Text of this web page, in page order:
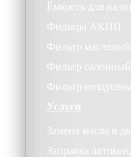
Ёмкость для
Фильтра АКПП
Фильтр масляный
Фильтр салонный
Фильтр
Услуги
Замена масла в
Заправка